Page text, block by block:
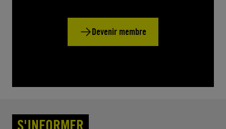
Devenir membre
S'INFORMER